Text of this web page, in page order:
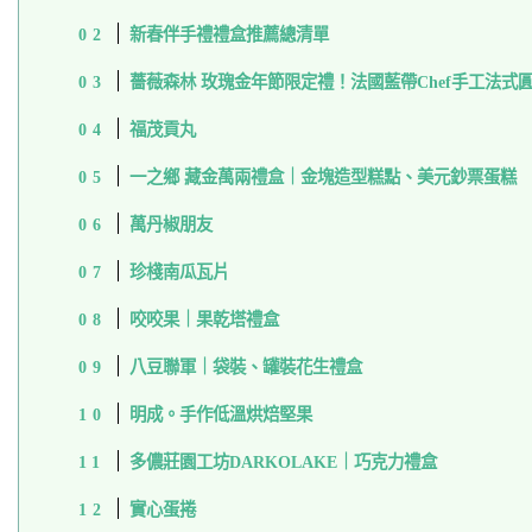
新春伴手禮禮盒推薦總清單
薔薇森林 玫瑰金年節限定禮！法國藍帶Chef手工法式
福茂貢丸
一之鄉 藏金萬兩禮盒｜金塊造型糕點、美元鈔票蛋糕
萬丹椒朋友
珍棧南瓜瓦片
咬咬果｜果乾塔禮盒
八豆聯軍｜袋裝、罐裝花生禮盒
明成。手作低溫烘焙堅果
多儂莊園工坊DARKOLAKE｜巧克力禮盒
實心蛋捲